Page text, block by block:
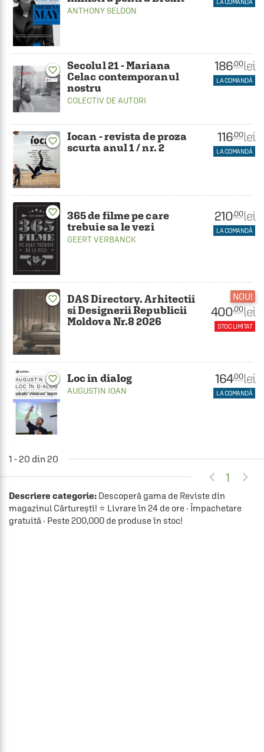
ANTHONY SELDON
LA COMANDĂ
favorite_border
Secolul 21 - Mariana
Celac contemporanul
nostru
COLECTIV DE AUTORI
186.00 lei
LA COMANDĂ
favorite_border
Iocan - revista de proza
scurta anul 1 / nr. 2
116.00 lei
LA COMANDĂ
favorite_border
365 de filme pe care
trebuie sa le vezi
GEERT VERBANCK
210.00 lei
LA COMANDĂ
favorite_border
DAS Directory. Arhitectii
si Designerii Republicii
Moldova Nr.8 2026
NOU!
400.00 lei
STOC LIMITAT
favorite_border Loc in dialog
AUGUSTIN IOAN
164.00 lei
LA COMANDĂ
1 - 20 din 20
 1 
Descriere categorie: Descoperă gama de Reviste din
magazinul Cărturești! ⭐ Livrare în 24 de ore · Împachetare
gratuită · Peste 200,000 de produse în stoc!